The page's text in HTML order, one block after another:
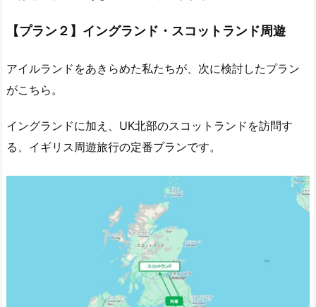
【プラン２】イングランド・スコットランド周遊
アイルランドをあきらめた私たちが、次に検討したプラン
がこちら。
イングランドに加え、UK北部のスコットランドを訪問す
る、イギリス周遊旅行の定番プランです。